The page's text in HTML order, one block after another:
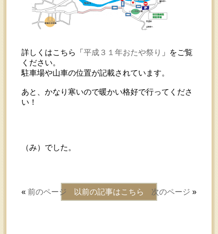
詳しくはこちら「 平成３１年おたや祭り 」をご覧
ください。
駐車場や山車の位置が記載されています。
あと、かなり寒いので暖かい格好で行ってくださ
い！
（み）でした。
« 前のページ 次のページ »
以前の記事はこちら